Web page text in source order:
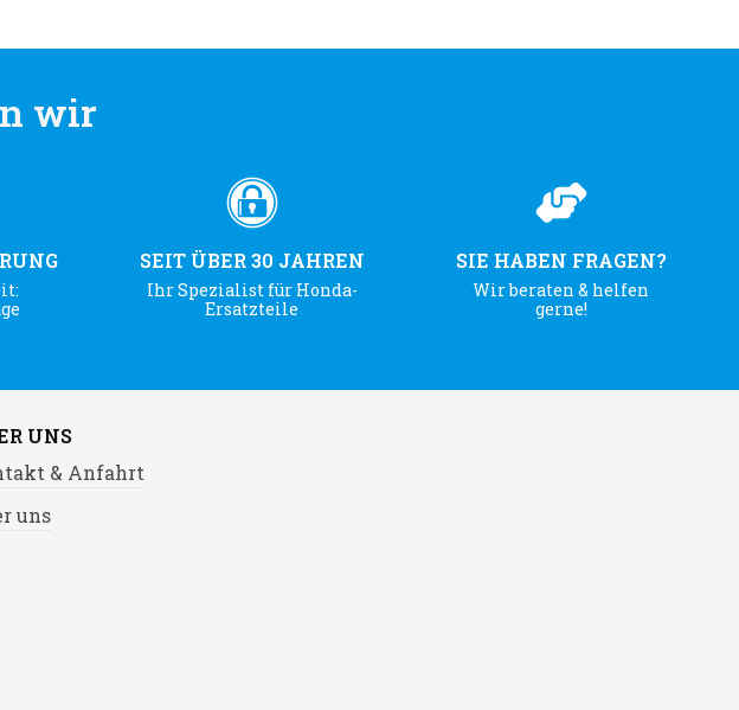
wir
SEIT ÜBER 30 JAHREN
Ihr Spezialist für Honda-
Ersatzteile
SIE HABEN FRAGEN?
Wir beraten & helfen
gerne!
UNS
& Anfahrt
uns